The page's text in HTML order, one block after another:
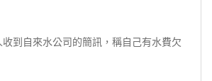
到自來水公司的簡訊，稱自己有水費欠